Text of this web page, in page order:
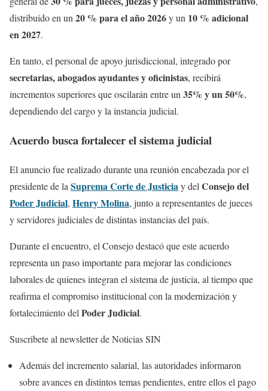
distribuido en un20 % para el año 2026y un 10 % adicional
en 2027.
En tanto, el personal de apoyo jurisdiccional, integrado por
secretarias, abogados ayudantes y oficinistas, recibirá
incrementos superiores que oscilarán entre un35% y un 50%,
dependiendo del cargo y la instancia judicial.
Acuerdo busca fortalecer el sistema judicial
El anuncio fue realizado durante una reunión encabezada por el
presidente de la Suprema Corte de Justiciay del Consejo del
Poder Judicial, Henry Molina, junto a representantes de jueces
y servidores judiciales de distintas instancias del país.
Durante el encuentro, el Consejo destacó que este acuerdo
representa un paso importante para mejorar las condiciones
laborales de quienes integran el sistema de justicia, al tiempo que
reafirma el compromiso institucional con la modernización y
fortalecimiento del Poder Judicial.
Suscribete al newsletter de Noticias SIN
Además del incremento salarial, las autoridades informaron
sobre avances en distintos temas pendientes, entre ellos el pago